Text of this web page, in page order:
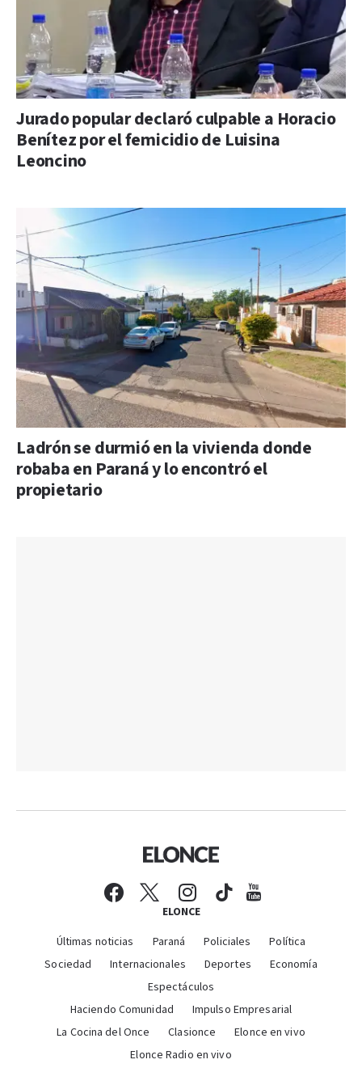
Jurado popular declaró culpable a Horacio
Benítez por el femicidio de Luisina
Leoncino
Ladrón se durmió en la vivienda donde
robaba en Paraná y lo encontró el
propietario
ELONCE
Últimas noticias Paraná Policiales
Política
Sociedad
Internacionales Deportes
Economía
Espectáculos
Haciendo Comunidad
Impulso Empresarial
La Cocina del Once
Clasionce
Elonce en vivo
Elonce Radio en vivo